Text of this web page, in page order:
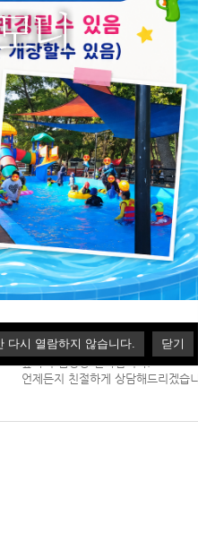
다시 열람하지 않습니다. 닫기
의 캠핑장 상담전화번호
숲속의 캠핑장 전화입니다.
언제든지 친절하게 상담해드리겠습